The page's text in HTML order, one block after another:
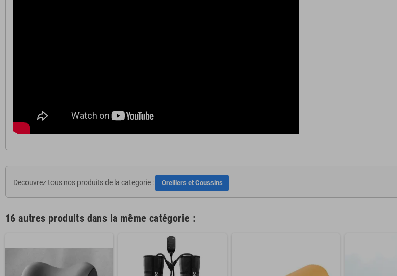
Decouvrez tous nos produits de la categorie : Oreillers et Coussins
16 autres produits dans la même catégorie :